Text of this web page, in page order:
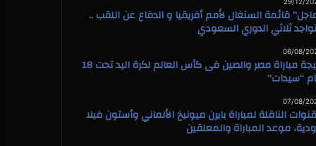
قائمة السنغال لأمم أفريقيا و الدفاع عن اللقب ..
ثلاثي الدوري السعودي
06/08/
نتيجة مباراة مصر والصين فى كأس العالم لكرة اليد تحت 18
“سيدات”
07/08/
الناقلة لمباراة بايرن ميونيخ الألماني وأستون فيلا
موعد المباراة والمعلقين